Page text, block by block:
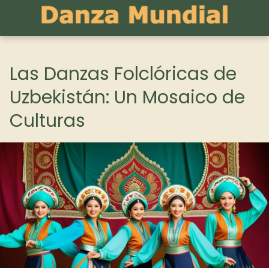
Las Danzas Folclóricas de
Uzbekistán: Un Mosaico de
Culturas